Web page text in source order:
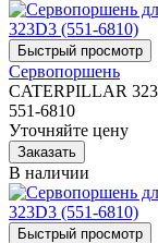
Сервопоршень
CATERPILLAR
551-6810
Уточняйте цену
В наличии